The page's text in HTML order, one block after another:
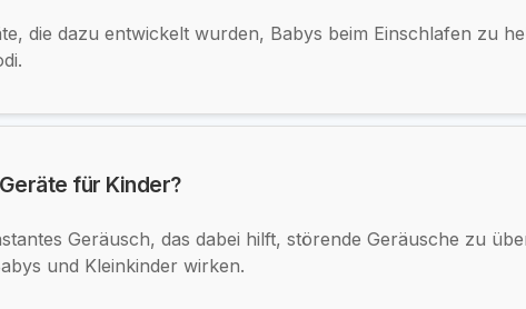
die dazu entwickelt wurden, Babys beim Einschlafen zu
für Kinder?
Geräusch, das dabei hilft, störende Geräusche zu
und Kleinkinder wirken.